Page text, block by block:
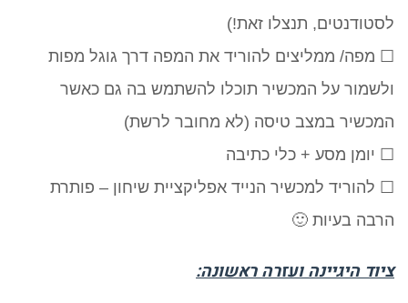
לסטודנטים, תנצלו זאת!)
☐ מפה/ ממליצים להוריד את המפה דרך גוגל מפות
ולשמור על המכשיר תוכלו להשתמש בה גם כאשר
המכשיר במצב טיסה (לא מחובר לרשת)
☐ יומן מסע + כלי כתיבה
☐ להוריד למכשיר הנייד אפליקציית שיחון – פותרת
הרבה בעיות 🙂
ציוד היגיינה ועזרה ראשונה: